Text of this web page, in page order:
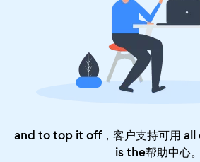
and to top it off，客户支持可用
is the帮助中心。